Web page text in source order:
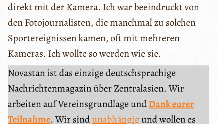
direkt mit der Kamera. Ich war beeindruckt von
den Fotojournalisten, die manchmal zu solchen
Sportereignissen kamen, oft mit mehreren
Kameras. Ich wollte so werden wie sie.
Novastan ist das einzige deutschsprachige
Nachrichtenmagazin über Zentralasien. Wir
arbeiten auf Vereinsgrundlage undDank eurer
Teilnahme. Wir sindunabhängigund wollen es